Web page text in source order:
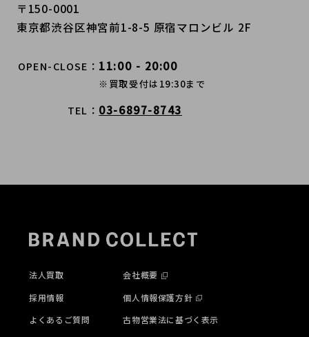
〒150-0001
東京都渋谷区神宮前1-8-5 原宿マロンビル 2F
OPEN-CLOSE 11:00 - 20:00
※買取受付は19:30まで
TEL 03-6897-8743
法人買取
採用情報
よくあるご質問
会社概要
個人情報保護方針
古物営業法に基づく表示